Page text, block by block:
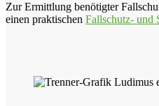
Zur Ermittlung benötigter
einen praktischen Fallschutz- und